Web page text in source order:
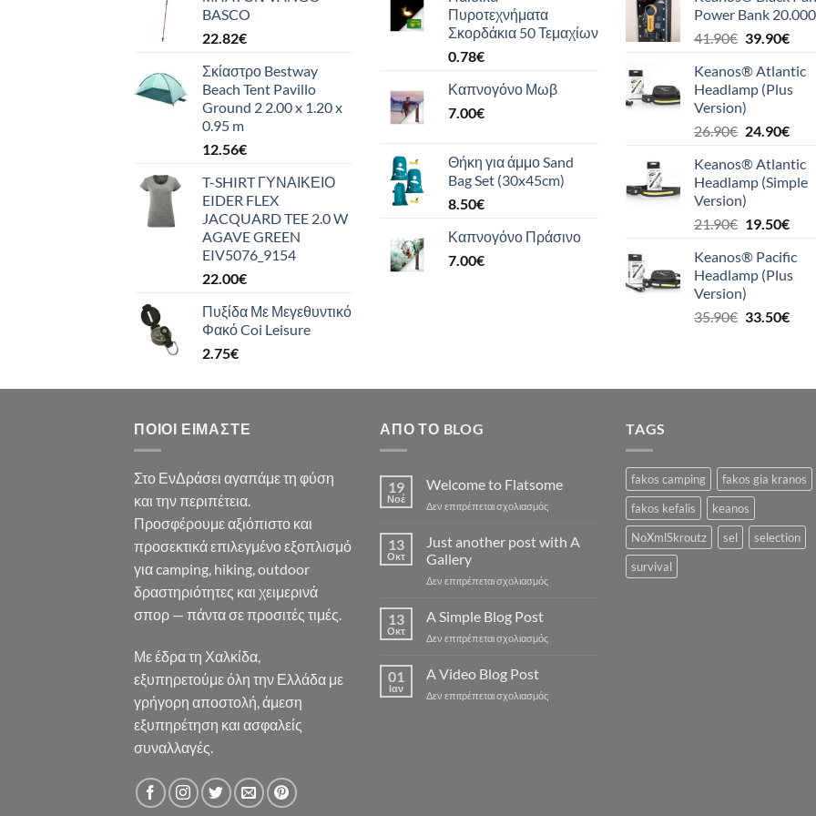
BASCO
22.82€
Σκίαστρο Bestway
Beach Tent Pavillo
Ground 2 2.00 x 1.20 x
0.95 m
12.56€
T-SHIRT ΓΥΝΑΙΚΕΙΟ
EIDER FLEX
JACQUARD TEE 2.0 W
AGAVE GREEN
EIV5076_9154
22.00€
Πυξίδα Με Μεγεθυντικό
Φακό Coi Leisure
2.75€
Πυροτεχνήματα
Σκορδάκια 50 Τεμαχίων
0.78€
Καπνογόνο Μωβ
7.00€
Θήκη για άμμο Sand
Bag Set (30x45cm)
8.50€
Καπνογόνο Πράσινο
7.00€
Power Bank 20.000
41.90€ Original
was:
41.90€.
39.90€Η
τιμή
είναι:
Keanos® Atlantic
Headlamp (Plus
Version)
26.90€ Original
was:
26.90€.
24.90€Η
τιμή
είναι:
Keanos® Atlantic
Headlamp (Simple
Version)
21.90€ Original
was:
21.90€.
19.50€Η
τιμή
είναι:
Keanos® Pacific
Headlamp (Plus
Version)
35.90€ Original
33.50€Η
ΠΟΙΟΙ ΕΊΜΑΣΤΕ
Στο ΕνΔράσει αγαπάμε τη φύση
και την περιπέτεια.
Προσφέρουμε αξιόπιστο και
προσεκτικά επιλεγμένο εξοπλισμό
για camping, hiking, outdoor
δραστηριότητες και χειμερινά
σπορ — πάντα σε προσιτές τιμές.
Με έδρα τη Χαλκίδα,
εξυπηρετούμε όλη την Ελλάδα με
γρήγορη αποστολή, άμεση
εξυπηρέτηση και ασφαλείς
συναλλαγές.
ΑΠΌ ΤΟ BLOG
19
Νοέ
Welcome to Flatsome
Δεν επιτρέπεται σχολιασμόςστο
to
Flatsome
13
Οκτ
Just another post with A
Gallery
Δεν επιτρέπεται σχολιασμόςστο
with
13
Οκτ
A Simple Blog Post
Δεν επιτρέπεται σχολιασμόςστο
Post
01
Ιαν
A Video Blog Post
Δεν επιτρέπεται σχολιασμόςστο
TAGS
fakos camping
fakos gia kranos
fakos kefalis
keanos
NoXmlSkroutz
sel
selection
survival